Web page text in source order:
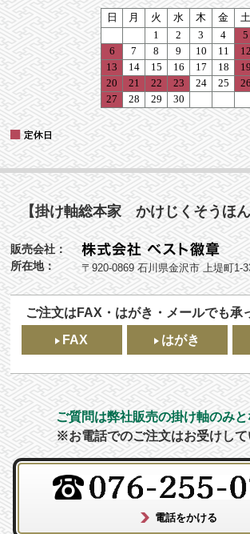
【掛け軸総本家 かけじくそうほ
販売会社：
所在地：
〒920-0869 石川県金沢市 上堤町1-
ご注文はFAX・はがき・メールでも承
FAX
はがき
ご質問は弊社販売の掛け軸のみ
※お電話でのご注文はお受けして